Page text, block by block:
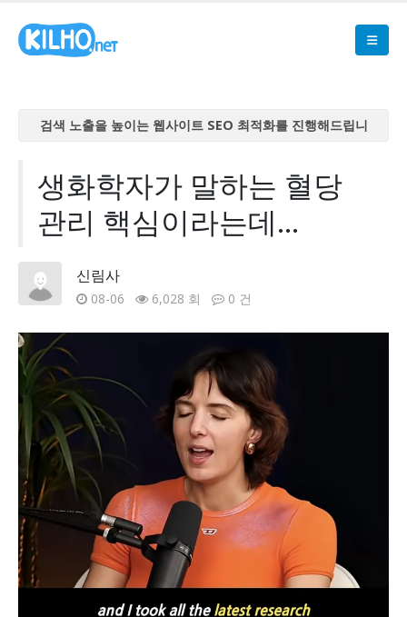
검색 노출을 높이는 웹사이트 SEO 최적화를 진행해드립니
검색 노출을 높이는 웹사이트 SEO 최적화를 진행해드립니
다
검색 노출을 높이는 웹사이트 SEO 최적화를 진행해드립니
검색 노출을 높이는 웹사이트 SEO 최적화를 진행해드립니
다
다
생화학자가 말하는 혈당
관리 핵심이라는데...
신림사
08-06 6,028 회 0 건